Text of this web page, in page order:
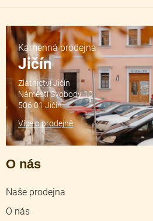
O nás
Naše prodejna
O nás
Kamenná prodejna
Jičín
Zlatnictví Jičín
Náměstí Svobody 10
506 01 Jičín
Více o prodejně